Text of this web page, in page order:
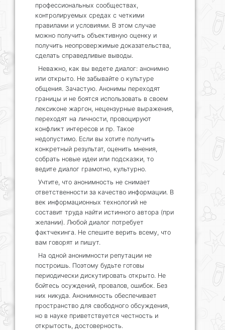
профессиональных сообществах,
контролируемых средах с четкими
правилами и условиями. В этом случае
можно получить объективную оценку и
получить неопровержимые доказательства,
сделать справедливые выводы.
Неважно, как вы ведете диалог: анонимно
или открыто. Не забывайте о культуре
общения. Зачастую. Анонимы переходят
границы и не боятся использовать в своем
лексиконе жаргон, нецензурные выражения,
переходят на личности, провоцируют
конфликт интересов и пр. Такое
недопустимо. Если вы хотите получить
конкретный результат, оценить мнения,
собрать новые идеи или подсказки, то
ведите диалог грамотно, культурно.
Учтите, что анонимность не снимает
ответственности за качество информации. В
век информационных технологий не
составит труда найти истинного автора (при
желании). Любой диалог потребует
фактчекинга. Не спешите верить всему, что
вам говорят и пишут.
На одной анонимности репутации не
построишь. Поэтому будьте готовы
периодически дискутировать открыто. Не
бойтесь осуждений, провалов, ошибок. Без
них никуда. Анонимность обеспечивает
пространство для свободного обсуждения,
но в науке приветствуется честность и
открытость, достоверность.